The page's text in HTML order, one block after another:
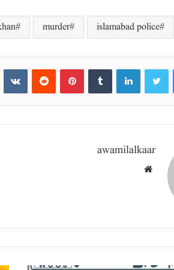
islamabad police
murder
Facebook
Twitter
LinkedIn
Tumblr
Pinterest
Reddit
awamilalkaar